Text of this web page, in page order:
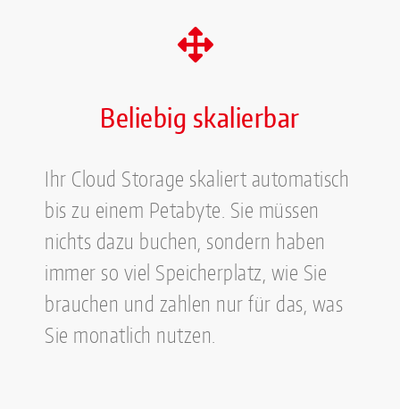
Beliebig skalierbar
Ihr Cloud Storage skaliert automatisch
bis zu einem Petabyte. Sie müssen
nichts dazu buchen, sondern haben
immer so viel Speicherplatz, wie Sie
brauchen und zahlen nur für das, was
Sie monatlich nutzen.